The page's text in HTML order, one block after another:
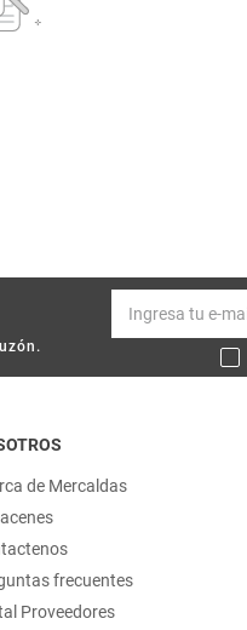
de Mercaldas
frecuentes
Proveedores